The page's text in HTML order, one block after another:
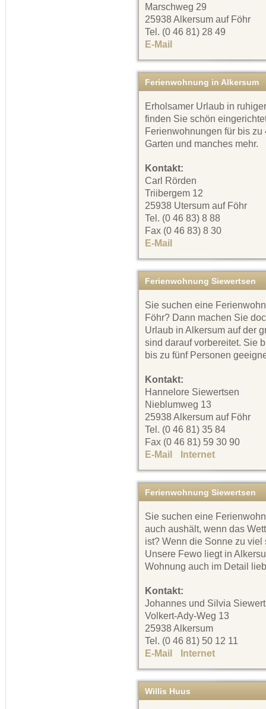
Marschweg 29
25938 Alkersum auf Föhr
Tel. (0 46 81) 28 49
E-Mail
Ferienwohnung in Alkersum
Erholsamer Urlaub in
finden Sie schön
Ferienwohnungen für bis
Garten und manches mehr.
Kontakt:
Carl Rörden
Triibergem 12
25938 Utersum auf Föhr
Tel. (0 46 83) 8 88
Fax (0 46 83) 8 30
E-Mail
Ferienwohnung Siewertsen
Sie suchen eine
Föhr? Dann machen Sie
Urlaub in Alkersum auf der
sind darauf vorbereitet. Sie
bis zu fünf Personen
Kontakt:
Hannelore Siewertsen
Nieblumweg 13
25938 Alkersum auf Föhr
Tel. (0 46 81) 35 84
Fax (0 46 81) 59 30 90
E-Mail
Internet
Ferienwohnung Siewertsen
Sie suchen eine
auch aushält, wenn das
ist? Wenn die Sonne zu
Unsere Fewo liegt in
Wohnung auch im Detail
Kontakt:
Johannes und Silvia
Volkert-Ady-Weg 13
25938 Alkersum
Tel. (0 46 81) 50 12 11
E-Mail
Internet
Willis Huus